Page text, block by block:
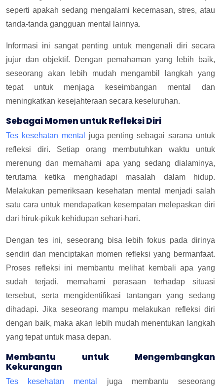
seperti apakah sedang mengalami kecemasan, stres, atau
tanda-tanda gangguan mental lainnya.
Informasi ini sangat penting untuk mengenali diri secara
jujur dan objektif. Dengan pemahaman yang lebih baik,
seseorang akan lebih mudah mengambil langkah yang
tepat untuk menjaga keseimbangan mental dan
meningkatkan kesejahteraan secara keseluruhan.
Sebagai Momen untuk Refleksi Diri
Tes kesehatan mental
juga penting sebagai sarana untuk
refleksi diri. Setiap orang membutuhkan waktu untuk
merenung dan memahami apa yang sedang dialaminya,
terutama ketika menghadapi masalah dalam hidup.
Melakukan pemeriksaan kesehatan mental menjadi salah
satu cara untuk mendapatkan kesempatan melepaskan diri
dari hiruk-pikuk kehidupan sehari-hari.
Dengan tes ini, seseorang bisa lebih fokus pada dirinya
sendiri dan menciptakan momen refleksi yang bermanfaat.
Proses refleksi ini membantu melihat kembali apa yang
sudah terjadi, memahami perasaan terhadap situasi
tersebut, serta mengidentifikasi tantangan yang sedang
dihadapi. Jika seseorang mampu melakukan refleksi diri
dengan baik, maka akan lebih mudah menentukan langkah
yang tepat untuk masa depan.
Membantu untuk Mengembangkan
Kekurangan
Tes kesehatan mental
juga membantu seseorang